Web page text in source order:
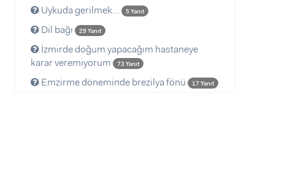
Uykuda gerilmek... 5 Yanıt
Dil bağı 29 Yanıt
İzmirde doğum yapacağım hastaneye
karar veremiyorum
73 Yanıt
Emzirme döneminde brezilya fönü 17 Yanıt